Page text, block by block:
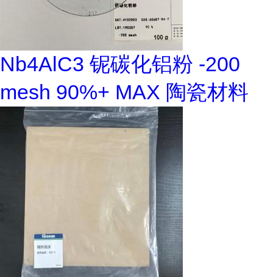
Nb4AlC3 铌碳化铝粉 -200
mesh 90%+ MAX 陶瓷材料